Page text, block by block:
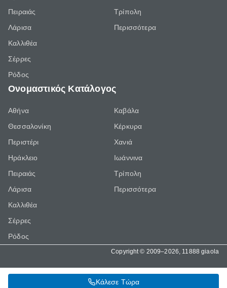
Κάλεσε Τώρα
Πειραιάς
Λάρισα
Καλλιθέα
Σέρρες
Ρόδος
Τρίπολη
Περισσότερα
Ονομαστικός Κατάλογος
Αθήνα
Θεσσαλονίκη
Περιστέρι
Ηράκλειο
Πειραιάς
Λάρισα
Καλλιθέα
Σέρρες
Ρόδος
Καβάλα
Κέρκυρα
Χανιά
Ιωάννινα
Τρίπολη
Περισσότερα
Copyright © 2009–2026, 11888 giaola